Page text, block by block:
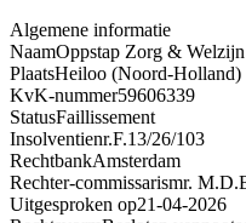
Algemene informatie
NaamOppstap Zorg &
PlaatsHeiloo (Noord-Holland)
KvK-nummer59606339
StatusFaillissement
Insolventienr.F.13/26/103
RechtbankAmsterdam
Rechter-commissarismr.
Uitgesproken op21-04-2026